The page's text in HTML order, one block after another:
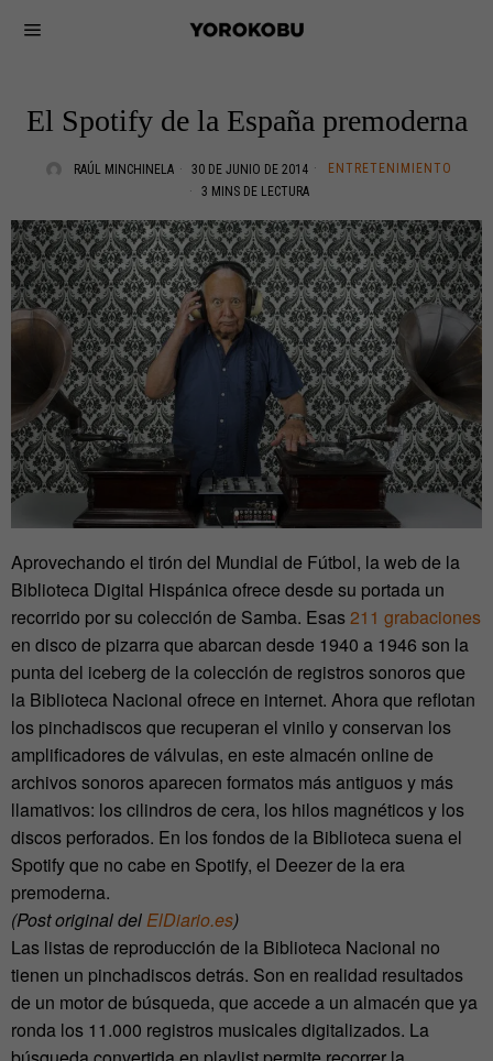
El Spotify de la España premoderna
RAÚL MINCHINELA 30 DE JUNIO DE 2014
ENTRETENIMIENTO
3 MINS DE LECTURA
Aprovechando el tirón del Mundial de Fútbol, la web de la
Biblioteca Digital Hispánica ofrece desde su portada un
recorrido por su colección de Samba. Esas211 grabaciones
en disco de pizarra que abarcan desde 1940 a 1946 son la
punta del iceberg de la colección de registros sonoros que
la Biblioteca Nacional ofrece en internet. Ahora que reflotan
los pinchadiscos que recuperan el vinilo y conservan los
amplificadores de válvulas, en este almacén online de
archivos sonoros aparecen formatos más antiguos y más
llamativos: los cilindros de cera, los hilos magnéticos y los
discos perforados. En los fondos de la Biblioteca suena el
Spotify que no cabe en Spotify, el Deezer de la era
premoderna.
(Post original delElDiario.es)
Las listas de reproducción de la Biblioteca Nacional no
tienen un pinchadiscos detrás. Son en realidad resultados
de un motor de búsqueda, que accede a un almacén que ya
ronda los 11.000 registros musicales digitalizados. La